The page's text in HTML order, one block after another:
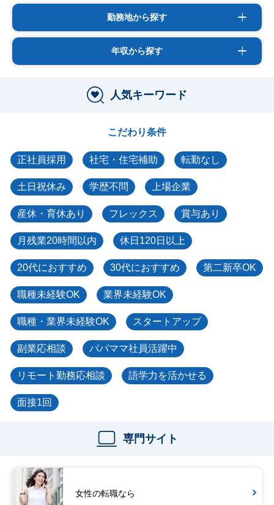
勤務地から探す
年収から探す
人気キーワード
こだわり条件
正社員採用 社宅・住宅補助 転勤なし
土日祝休み 学歴不問 上場企業
産休・育休あり フレックス 賞与あり
月残業20時間以内 休日120日以上
20代におすすめ 30代におすすめ 第二新卒OK
職種未経験OK 業界未経験OK
職種・業界未経験OK スタートアップ
副業応相談 パパママ社員活躍中
リモート勤務応相談 語学力を活かせる
面接1回
専門サイト
女性の転職なら